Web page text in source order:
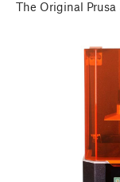
The Original Prusa